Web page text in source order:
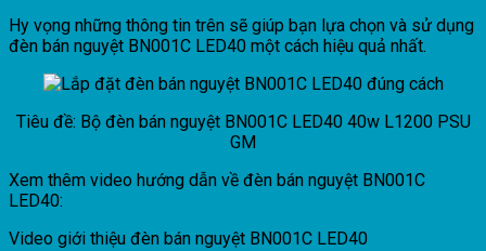
Hy vọng những thông tin trên sẽ giúp bạn lựa chọn và sử dụng
đèn bán nguyệt BN001C LED40 một cách hiệu quả nhất.
Tiêu đề: Bộ đèn bán nguyệt BN001C LED40 40w L1200 PSU
GM
Xem thêm video hướng dẫn về đèn bán nguyệt BN001C
LED40:
Video giới thiệu đèn bán nguyệt BN001C LED40